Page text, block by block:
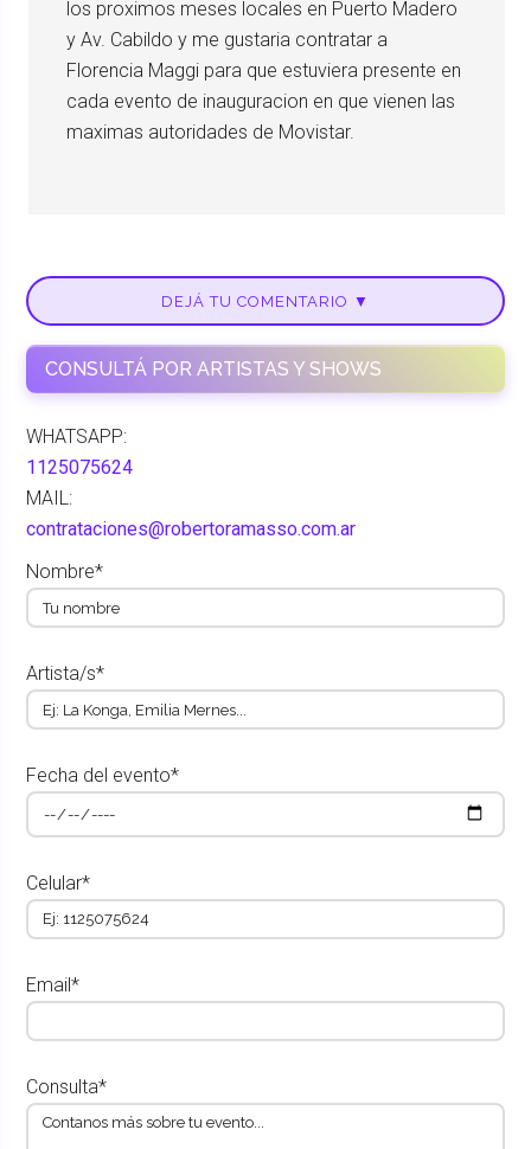
los proximos meses locales en Puerto Madero
y Av. Cabildo y me gustaria contratar a
Florencia Maggi para que estuviera presente en
cada evento de inauguracion en que vienen las
maximas autoridades de Movistar.
DEJÁ TU COMENTARIO ▼
CONSULTÁ POR ARTISTAS Y SHOWS
WHATSAPP:
1125075624
MAIL:
contrataciones@robertoramasso.com.ar
Nombre*
Artista/s*
Fecha del evento*
Celular*
Email*
Consulta*